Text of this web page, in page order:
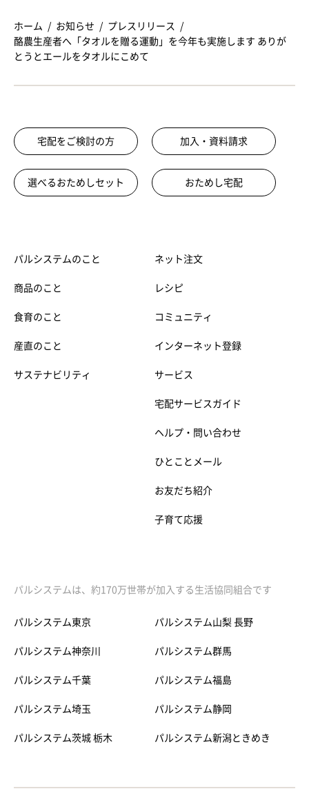
ホーム お知らせ
プレスリリース
酪農生産者へ「タオルを贈る運動」を今年も実施します ありが
とうとエールをタオルにこめて
宅配をご検討の方 加入・資料請求
選べるおためしセット おためし宅配
パルシステムのこと
商品のこと
食育のこと
産直のこと
サステナビリティ
ネット注文
レシピ
コミュニティ
インターネット登録
サービス
宅配サービスガイド
ヘルプ・問い合わせ
ひとことメール
お友だち紹介
子育て応援
パルシステムは、約170万世帯が加入する生活協同組合です
パルシステム東京
パルシステム神奈川
パルシステム千葉
パルシステム埼玉
パルシステム茨城 栃木
パルシステム山梨 長野
パルシステム群馬
パルシステム福島
パルシステム静岡
パルシステム新潟ときめき